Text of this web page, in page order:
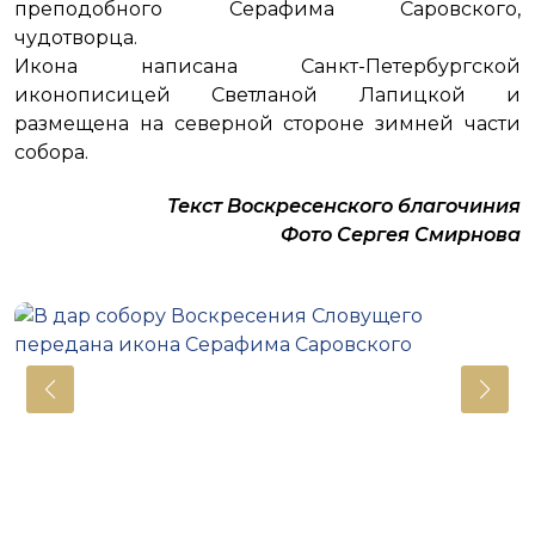
преподобного Серафима Саровского,
чудотворца.
Икона написана Санкт-Петербургской
иконописицей Светланой Лапицкой и
размещена на северной стороне зимней части
собора.
Текст Воскресенского благочиния
Фото Сергея Смирнова